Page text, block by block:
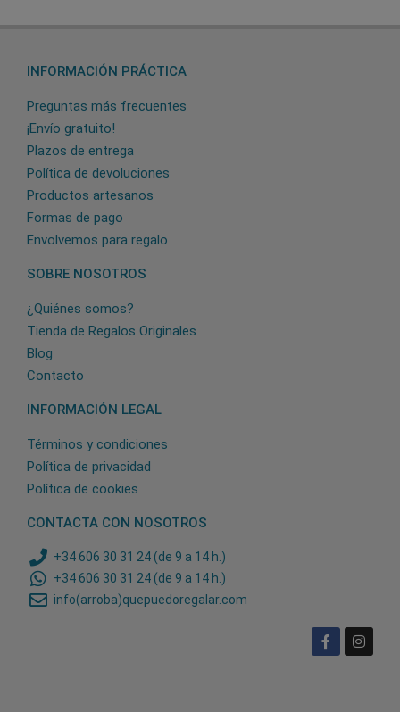
INFORMACIÓN PRÁCTICA
Preguntas más frecuentes
¡Envío gratuito!
Plazos de entrega
Política de devoluciones
Productos artesanos
Formas de pago
Envolvemos para regalo
SOBRE NOSOTROS
¿Quiénes somos?
Tienda de Regalos Originales
Blog
Contacto
INFORMACIÓN LEGAL
Términos y condiciones
Política de privacidad
Política de cookies
CONTACTA CON NOSOTROS
+34 606 30 31 24 (de 9 a 14 h.)
+34 606 30 31 24 (de 9 a 14 h.)
info(arroba)quepuedoregalar.com